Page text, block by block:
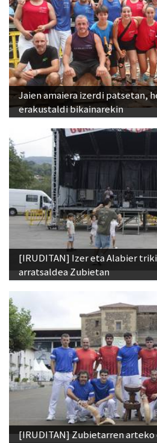
Jaien amaiera izerdi patsetan,
erakustaldi bikainarekin
[IRUDITAN] Izer eta Alabier
arratsaldea Zubietan
[IRUDITAN] Zubietarren